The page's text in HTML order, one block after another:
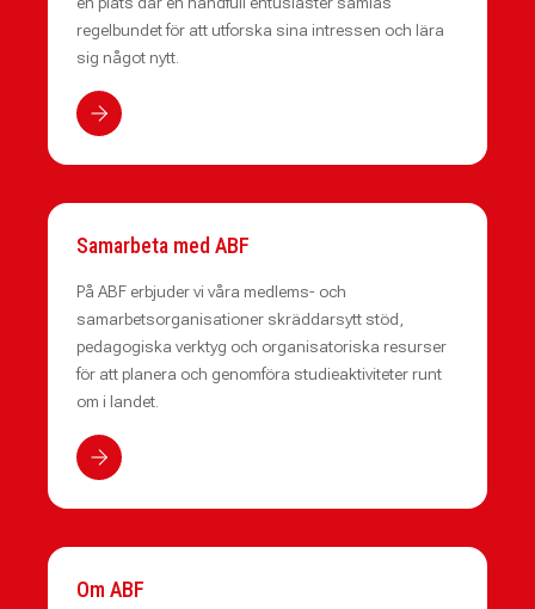
regelbundet för att utforska sina intressen och lära
sig något nytt.
Samarbeta med ABF
På ABF erbjuder vi våra medlems- och
samarbetsorganisationer skräddarsytt stöd,
pedagogiska verktyg och organisatoriska resurser
för att planera och genomföra studieaktiviteter runt
om i landet.
Om ABF